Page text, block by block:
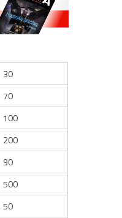
30
70
100
200
90
500
50